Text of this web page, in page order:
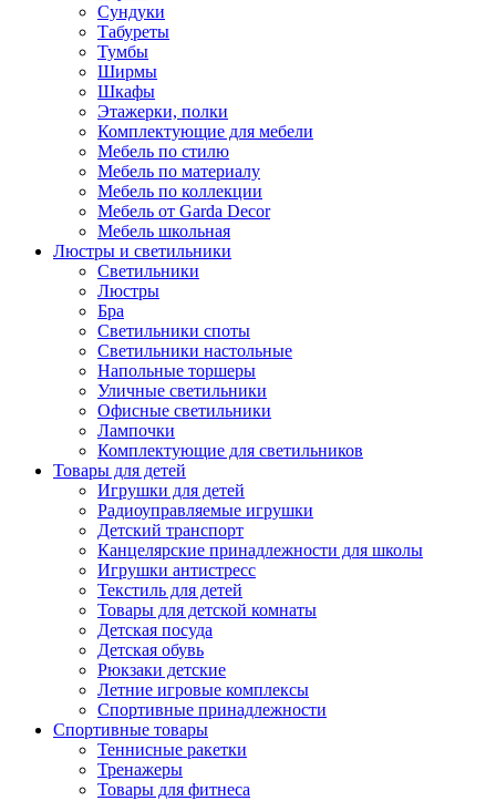
Сундуки
Табуреты
Тумбы
Ширмы
Шкафы
Этажерки, полки
Комплектующие для мебели
Мебель по стилю
Мебель по материалу
Мебель по коллекции
Мебель от Garda Decor
Мебель школьная
Люстры и светильники
Светильники
Люстры
Бра
Светильники споты
Светильники настольные
Напольные торшеры
Уличные светильники
Офисные светильники
Лампочки
Комплектующие для светильников
Товары для детей
Игрушки для детей
Радиоуправляемые игрушки
Детский транспорт
Канцелярские принадлежности для школы
Игрушки антистресс
Текстиль для детей
Товары для детской комнаты
Детская посуда
Детская обувь
Рюкзаки детские
Летние игровые комплексы
Спортивные принадлежности
Спортивные товары
Теннисные ракетки
Тренажеры
Товары для фитнеса